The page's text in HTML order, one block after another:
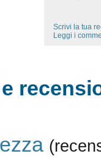
Scrivi la tua
Leggi i